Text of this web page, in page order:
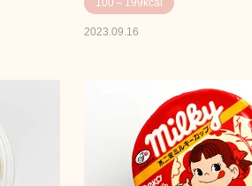
100～199kcal
2023.09.16